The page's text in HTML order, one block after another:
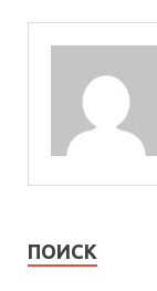
ПОИСК